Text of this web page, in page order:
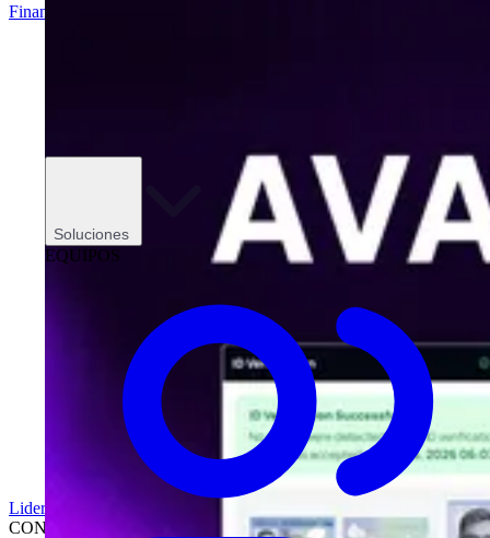
Soluciones
EQUIPOS
Finanzas
Liderazgo
CONCESIONARIOS